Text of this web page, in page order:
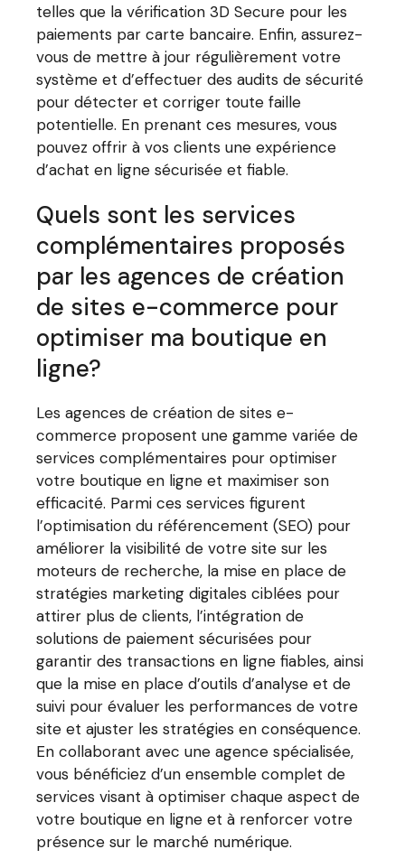
telles que la vérification 3D Secure pour les
paiements par carte bancaire. Enfin, assurez-
vous de mettre à jour régulièrement votre
système et d’effectuer des audits de sécurité
pour détecter et corriger toute faille
potentielle. En prenant ces mesures, vous
pouvez offrir à vos clients une expérience
d’achat en ligne sécurisée et fiable.
Quels sont les services
complémentaires proposés
par les agences de création
de sites e-commerce pour
optimiser ma boutique en
ligne?
Les agences de création de sites e-
commerce proposent une gamme variée de
services complémentaires pour optimiser
votre boutique en ligne et maximiser son
efficacité. Parmi ces services figurent
l’optimisation du référencement (SEO) pour
améliorer la visibilité de votre site sur les
moteurs de recherche, la mise en place de
stratégies marketing digitales ciblées pour
attirer plus de clients, l’intégration de
solutions de paiement sécurisées pour
garantir des transactions en ligne fiables, ainsi
que la mise en place d’outils d’analyse et de
suivi pour évaluer les performances de votre
site et ajuster les stratégies en conséquence.
En collaborant avec une agence spécialisée,
vous bénéficiez d’un ensemble complet de
services visant à optimiser chaque aspect de
votre boutique en ligne et à renforcer votre
présence sur le marché numérique.